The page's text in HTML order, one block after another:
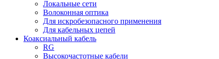
Локальные сети
Волоконная оптика
Для искробезопасного применения
Для кабельных цепей
Коаксиальный кабель
RG
Высокочастотные кабели